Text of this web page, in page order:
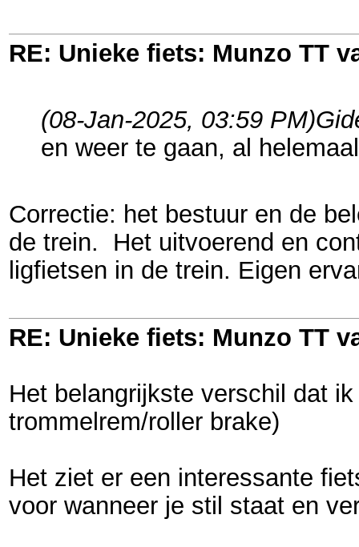
RE: Unieke fiets: Munzo TT
(08-Jan-2025, 03:59 PM)
en weer te gaan, al
Correctie: het bestuur en de
de trein. Het uitvoerend en
ligfietsen in de trein. Eigen
RE: Unieke fiets: Munzo TT
Het belangrijkste verschil dat
trommelrem/roller brake)
Het ziet er een interessante
voor wanneer je stil staat en